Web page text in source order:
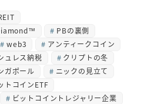
PBの裏側
web3
アンティークコイン
ュレス納税
クリプトの冬
ガポール
ニックの見立て
トコインETF
ビットコイントレジャリー企業